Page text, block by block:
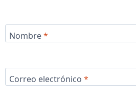
Nombre*
Correo electrónico *